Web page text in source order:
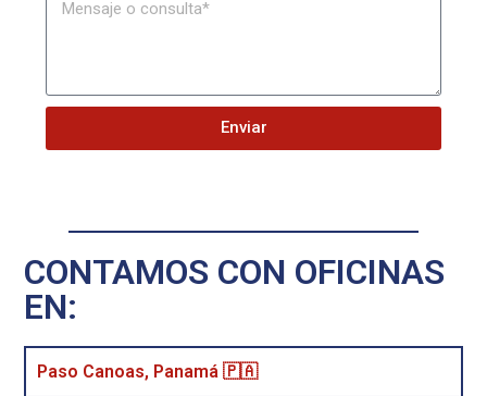
Enviar
CONTAMOS CON OFICINAS
EN:
Paso Canoas, Panamá 🇵🇦